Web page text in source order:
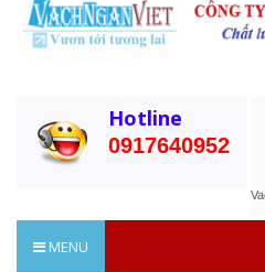
Hotline
0917640952
MENU